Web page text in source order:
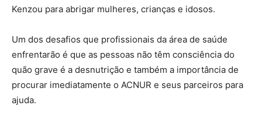
Kenzou para abrigar mulheres, crianças e idosos.
Um dos desafios que profissionais da área de saúde
enfrentarão é que as pessoas não têm consciência do
quão grave é a desnutrição e também a importância de
procurar imediatamente o ACNUR e seus parceiros para
ajuda.